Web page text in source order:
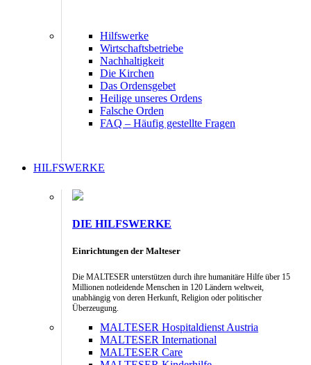
Hilfswerke
Wirtschaftsbetriebe
Nachhaltigkeit
Die Kirchen
Das Ordensgebet
Heilige unseres Ordens
Falsche Orden
FAQ – Häufig gestellte Fragen
HILFSWERKE
DIE HILFSWERKE
Einrichtungen der Malteser
Die MALTESER unterstützen durch ihre humanitäre Hilfe über 15
Millionen notleidende Menschen in 120 Ländern weltweit,
unabhängig von deren Herkunft, Religion oder politischer
Überzeugung.
MALTESER Hospitaldienst Austria
MALTESER International
MALTESER Care